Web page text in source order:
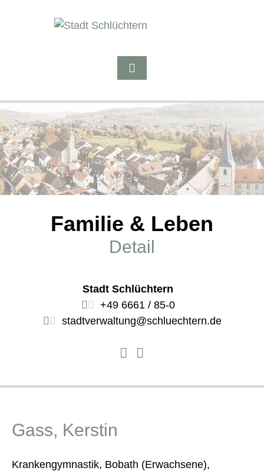
Familie & Leben
Detail
Stadt Schlüchtern
+49 6661 / 85-0
stadtverwaltung@schluechtern.de
Gass, Kerstin
Krankengymnastik, Bobath (Erwachsene),